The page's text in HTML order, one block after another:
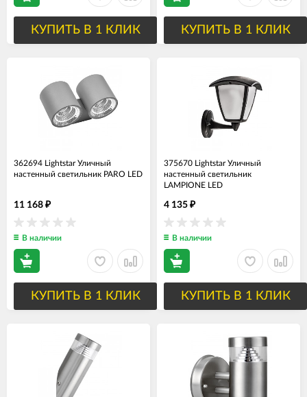
КУПИТЬ В 1 КЛИК КУПИТЬ В 1 КЛИК
362694 Lightstar Уличный
настенный светильник PARO LED
11 168 ₽
В наличии
КУПИТЬ В 1 КЛИК
375670 Lightstar Уличный
настенный светильник
LAMPIONE LED
4 135 ₽
В наличии
КУПИТЬ В 1 КЛИК